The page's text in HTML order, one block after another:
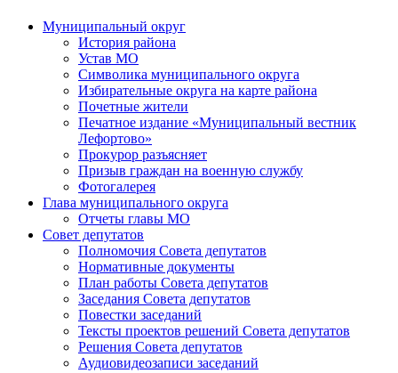
Муниципальный округ
История района
Устав МО
Символика муниципального округа
Избирательные округа на карте района
Почетные жители
Печатное издание «Муниципальный вестник
Лефортово»
Прокурор разъясняет
Призыв граждан на военную службу
Фотогалерея
Глава муниципального округа
Отчеты главы МО
Совет депутатов
Полномочия Совета депутатов
Нормативные документы
План работы Совета депутатов
Заседания Cовета депутатов
Повестки заседаний
Тексты проектов решений Совета депутатов
Решения Совета депутатов
Аудиовидеозаписи заседаний